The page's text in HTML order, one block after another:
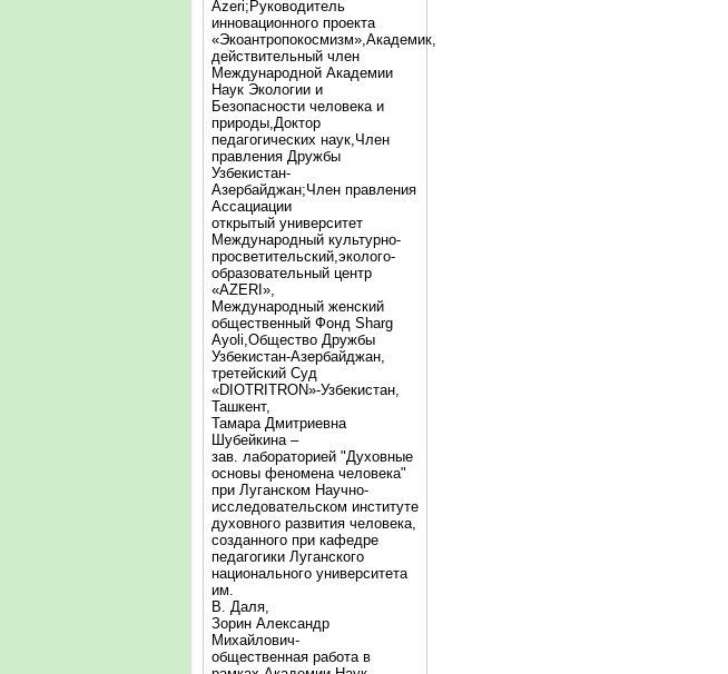
Аzeri;Руководитель
инновационного проекта
«Экоантропокосмизм»,Академик,
действительный член
Международной Академии
Наук Экологии и
Безопасности человека и
природы,Доктор
педагогических наук,Член
правления Дружбы
Узбекистан-
Азербайджан;Член правления
Ассациации
открытый университет
Международный культурно-
просветительский,эколого-
образовательный центр
«AZERI»,
Mеждународный женский
общественный Фонд Sharg
Аyoli,Общество Дружбы
Узбекистан-Азербайджан,
третейский Суд
«DIOTRITRON»-Узбекистан,
Ташкент,
Тамара Дмитриевна
Шубейкина –
зав. лабораторией "Духовные
основы феномена человека"
при Луганском Научно-
исследовательском институте
духовного развития человека,
созданного при кафедре
педагогики Луганского
национального университета
им.
В. Даля,
Зорин Александр
Михайлович-
общественная работа в